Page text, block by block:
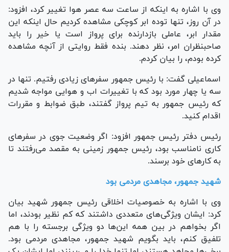
وی با اشاره به اینکه از ساعت سه عصر هوا تغییر کرد، افزود:
در آن روز، تنها توده ابر کوچکی مشاهده کردیم حال اینکه این
مقدار ابر، عاملی بازدارنده برای پرواز است یا خیر را باید
صاحبنظران امر، نظر دهند. بنده فقط روایتی از آنچه مشاهده
کرده بودم، را بیان کردم.
اسماعیلی گفت: با رئیس جمهور سفر‌های زیادی رفتیم. تنها در
سه یا چهار مورد بود که با تغییرات اب و هوایی مواجه شدیم
که رئیس جمهور به تیم پرواز گفتند، طبق ضوابط و مقررات
اقدام کنید.
رئیس دفتر رئیس جمهور افزود: اگر وضعیت جوی در سفر‌های
کاری نامناسب بود، رئیس جمهور زمینی به مقصد می‌رفتند تا
به کار‌های خود برسند.
شهید جمهور، مجاهدی مردمی بود
وی با اشاره به خصوصیات اخلاقی رئیس جمهور شهید بیان
کرد: ایشان ویژگی‌های متعددی داشتند که کم نظیر بودند، اما
اگر بخواهم در بین همه این‌ها دو ویژگی برجسته را با هم
تلفیق کنم، باید بگویم شهید جمهور، مجاهدی مردمی بود.